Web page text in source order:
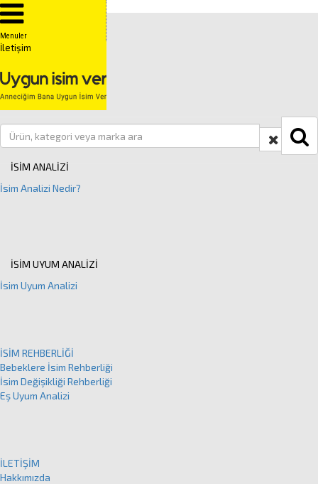
Menuler
İletişim
Close
Anasayfa
İSİM GRUPLARI
Kuranda Geçen İsimler
Kız İsimleri
Erkek İsimleri
İSİM ANALİZİ
İsim Analizi Nedir?
İSİM UYUM ANALİZİ
İsim Uyum Analizi
İSİM REHBERLİĞİ
Bebeklere İsim Rehberliği
İsim Değişikliği Rehberliği
Eş Uyum Analizi
İLETİŞİM
Hakkımızda